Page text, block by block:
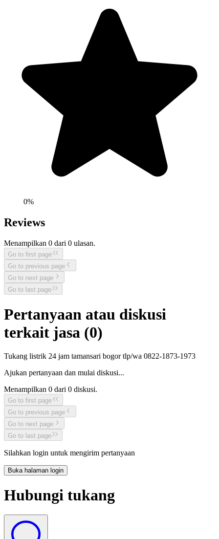
0%
Reviews
Menampilkan 0 dari 0 ulasan.
Go to first page
Go to previous page
Go to next page
Go to last page
Pertanyaan atau diskusi
terkait jasa (0)
Tukang listrik 24 jam tamansari bogor tlp/wa 0822-1873-1973
Ajukan pertanyaan dan mulai diskusi...
Menampilkan 0 dari 0 diskusi.
Go to first page
Go to previous page
Go to next page
Go to last page
Silahkan login untuk mengirim pertanyaan
Buka halaman login
Hubungi tukang